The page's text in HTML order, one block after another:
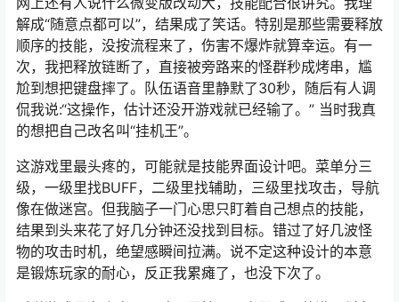
解成“随意点都可以”，结果成了笑话。特别是那些需要释放
顺序的技能，没按流程来了，伤害不爆炸就算幸运。有一
次，我把释放链断了，直接被旁路来的怪群秒成烤串，尴
尬到想把键盘摔了。队伍语音里静默了30秒，随后有人调
侃我说:“这操作，估计还没开游戏就已经输了。” 当时我真
的想把自己改名叫“挂机王”。
这游戏里最头疼的，可能就是技能界面设计吧。菜单分三
级，一级里找BUFF，二级里找辅助，三级里找攻击，导航
像在做迷宫。但我脑子一门心思只盯着自己想点的技能，
结果到头来花了好几分钟还没找到目标。错过了好几波怪
物的攻击时机，绝望感瞬间拉满。说不定这种设计的本意
是锻炼玩家的耐心，反正我累瘫了，也没下次了。